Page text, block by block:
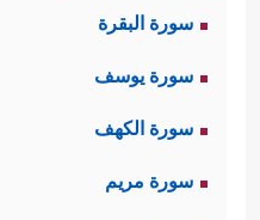
سورة البقرة
سورة يوسف
سورة الكهف
سورة مريم